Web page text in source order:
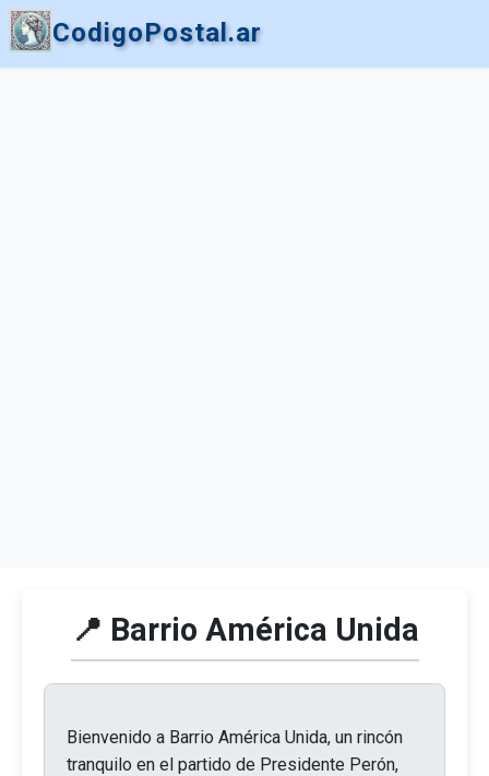
CodigoPostal.ar
📍 Barrio América Unida
Bienvenido a Barrio América Unida, un rincón
tranquilo en el partido de Presidente Perón,